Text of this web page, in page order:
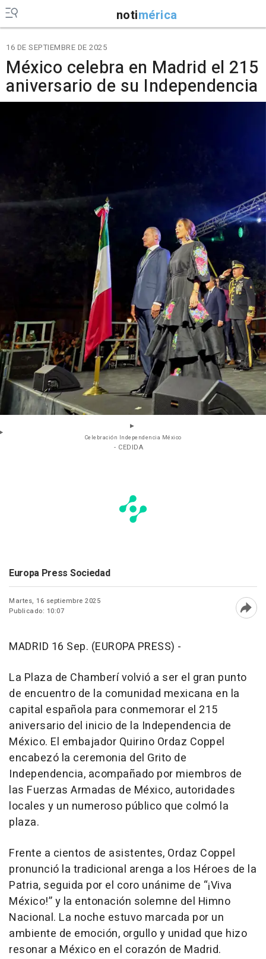
notimérica
16 DE SEPTIEMBRE DE 2025
México celebra en Madrid el 215
aniversario de su Independencia
Celebración Independencia México
- CEDIDA
Europa Press Sociedad
Martes, 16 septiembre 2025
Publicado: 10:07
MADRID 16 Sep. (EUROPA PRESS) -
La Plaza de Chamberí volvió a ser el gran punto
de encuentro de la comunidad mexicana en la
capital española para conmemorar el 215
aniversario del inicio de la Independencia de
México. El embajador Quirino Ordaz Coppel
encabezó la ceremonia del Grito de
Independencia, acompañado por miembros de
las Fuerzas Armadas de México, autoridades
locales y un numeroso público que colmó la
plaza.
Frente a cientos de asistentes, Ordaz Coppel
pronunció la tradicional arenga a los Héroes de la
Patria, seguida por el coro unánime de “¡Viva
México!” y la entonación solemne del Himno
Nacional. La noche estuvo marcada por un
ambiente de emoción, orgullo y unidad que hizo
resonar a México en el corazón de Madrid.